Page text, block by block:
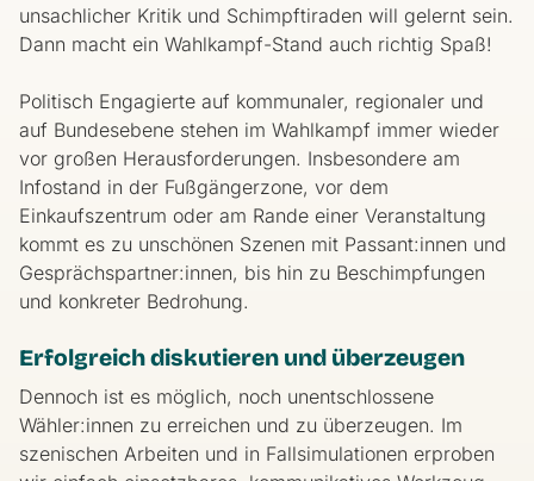
unsachlicher Kritik und Schimpftiraden will gelernt sein.
Dann macht ein Wahlkampf-Stand auch richtig Spaß!
Politisch Engagierte auf kommunaler, regionaler und
auf Bundesebene stehen im Wahlkampf immer wieder
vor großen Herausforderungen. Insbesondere am
Infostand in der Fußgängerzone, vor dem
Einkaufszentrum oder am Rande einer Veranstaltung
kommt es zu unschönen Szenen mit Passant:innen und
Gesprächspartner:innen, bis hin zu Beschimpfungen
und konkreter Bedrohung.
Erfolgreich diskutieren und überzeugen
Dennoch ist es möglich, noch unentschlossene
Wähler:innen zu erreichen und zu überzeugen. Im
szenischen Arbeiten und in Fallsimulationen erproben